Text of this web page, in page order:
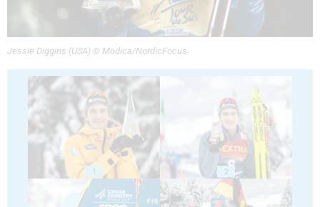
Jessie Diggins (USA) © Modica/NordicFocus
1 2